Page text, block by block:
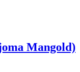
Mangold)